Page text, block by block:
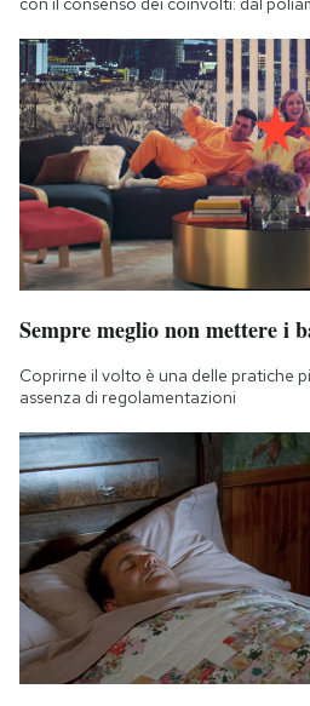
Sempre meglio non mettere i
Coprirne il volto è una delle pratiche
assenza di regolamentazioni